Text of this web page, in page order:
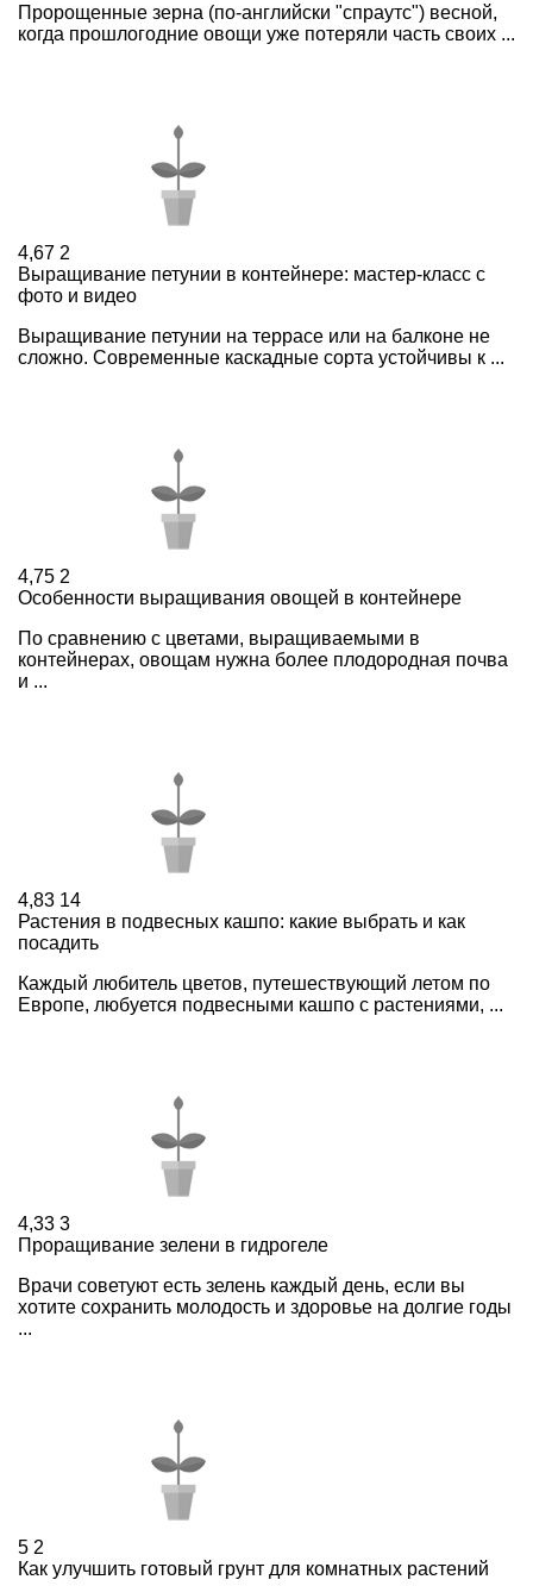
Пророщенные зерна (по-английски "спраутс") весной,
когда прошлогодние овощи уже потеряли часть своих ...
4,67 2
Выращивание петунии в контейнере: мастер-класс с
фото и видео
Выращивание петунии на террасе или на балконе не
сложно. Современные каскадные сорта устойчивы к ...
4,75 2
Особенности выращивания овощей в контейнере
По сравнению с цветами, выращиваемыми в
контейнерах, овощам нужна более плодородная почва
и ...
4,83 14
Растения в подвесных кашпо: какие выбрать и как
посадить
Каждый любитель цветов, путешествующий летом по
Европе, любуется подвесными кашпо с растениями, ...
4,33 3
Проращивание зелени в гидрогеле
Врачи советуют есть зелень каждый день, если вы
хотите сохранить молодость и здоровье на долгие годы
...
5 2
Как улучшить готовый грунт для комнатных растений